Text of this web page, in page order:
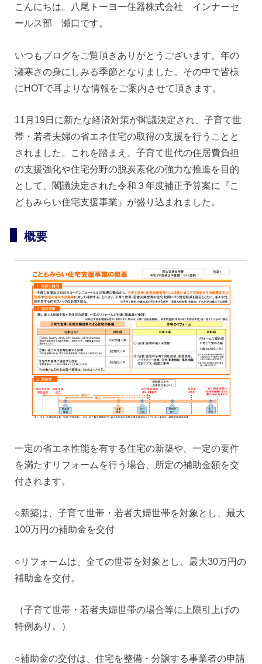
こんにちは。八尾トーヨー住器株式会社 インナーセ
ールス部 瀬口です。
いつもブログをご覧頂きありがとうございます。年の
瀬寒さの身にしみる季節となりました。その中で皆様
にHOTで耳よりな情報をご案内させて頂きます。
11月19日に新たな経済対策が閣議決定され、子育て世
帯・若者夫婦の省エネ住宅の取得の支援を行うことと
されました。これを踏まえ、子育て世代の住居費負担
の支援強化や住宅分野の脱炭素化の強力な推進を目的
として、閣議決定された令和３年度補正予算案に『こ
どもみらい住宅支援事業』が盛り込まれました。
概要
一定の省エネ性能を有する住宅の新築や、一定の要件
を満たすリフォームを行う場合、所定の補助金額を交
付されます。
○新築は、子育て世帯・若者夫婦世帯を対象とし、最大
100万円の補助金を交付
○リフォームは、全ての世帯を対象とし、最大30万円の
補助金を交付。
（子育て世帯・若者夫婦世帯の場合等に上限引上げの
特例あり。）
○補助金の交付は、住宅を整備・分譲する事業者の申請